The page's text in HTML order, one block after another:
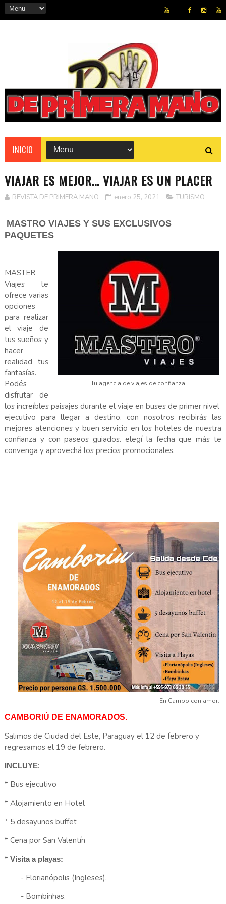
REVISTA
INICIO
VIAJAR ES MEJOR... VIAJAR ES UN PLACER
REVISTA DE PRIMERA MANO enero 25, 2021 TURISMO
MASTRO VIAJES Y SUS EXCLUSIVOS
PAQUETES
Tu agencia de viajes de confianza.
MASTER
Viajes te
ofrece varias
opciones
para realizar
el viaje de
tus sueños y
hacer
realidad tus
fantasías.
Podés
disfrutar de
los increíbles paisajes durante el viaje en buses de primer nivel
ejecutivo para llegar a destino. con nosotros recibirás las
mejores atenciones y buen servicio en los hoteles de nuestra
confianza y con paseos guiados. elegí la fecha que más te
convenga y aprovechá los precios promocionales.
En Cambo con amor.
CAMBORIÚ DE ENAMORADOS.
Salimos de Ciudad del Este, Paraguay el 12 de febrero y
regresamos el 19 de febrero.
INCLUYE:
* Bus ejecutivo
* Alojamiento en Hotel
* 5 desayunos buffet
* Cena por San Valentín
* Visita a playas:
- Florianópolis (Ingleses).
- Bombinhas.